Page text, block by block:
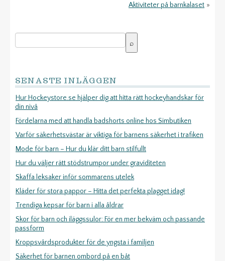
Aktiviteter på barnkalaset »
SENASTE INLÄGGEN
Hur Hockeystore.se hjälper dig att hitta rätt hockeyhandskar för
din nivå
Fördelarna med att handla badshorts online hos Simbutiken
Varför säkerhetsvästar är viktiga för barnens säkerhet i trafiken
Mode för barn – Hur du klär ditt barn stilfullt
Hur du väljer rätt stödstrumpor under graviditeten
Skaffa leksaker inför sommarens utelek
Kläder för stora pappor – Hitta det perfekta plagget idag!
Trendiga kepsar för barn i alla åldrar
Skor för barn och iläggssulor: För en mer bekväm och passande
passform
Kroppsvårdsprodukter för de yngsta i familjen
Säkerhet för barnen ombord på en båt